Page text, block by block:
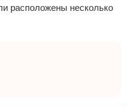
расположены несколько